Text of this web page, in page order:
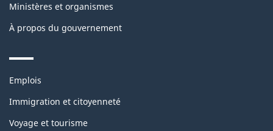
Ministères et organismes
À propos du gouvernement
Themes
topics
Emplois
Immigration et citoyenneté
Voyage et tourisme